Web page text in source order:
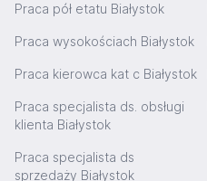
Praca pół etatu Białystok
Praca wysokościach Białystok
Praca kierowca kat c Białystok
Praca specjalista ds. obsługi
klienta Białystok
Praca specjalista ds
sprzedaży Białystok